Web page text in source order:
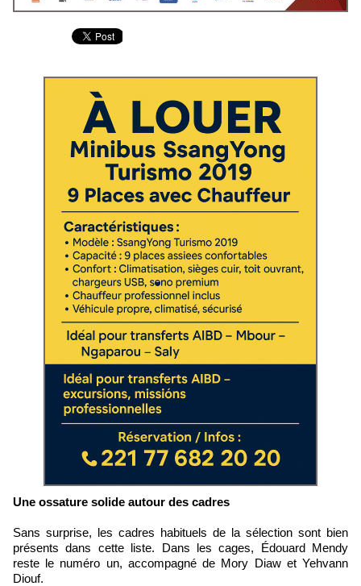
Une ossature solide autour des cadres
Sans surprise, les cadres habituels de la sélection sont bien
présents dans cette liste. Dans les cages, Édouard Mendy
reste le numéro un, accompagné de Mory Diaw et Yehvann
Diouf.